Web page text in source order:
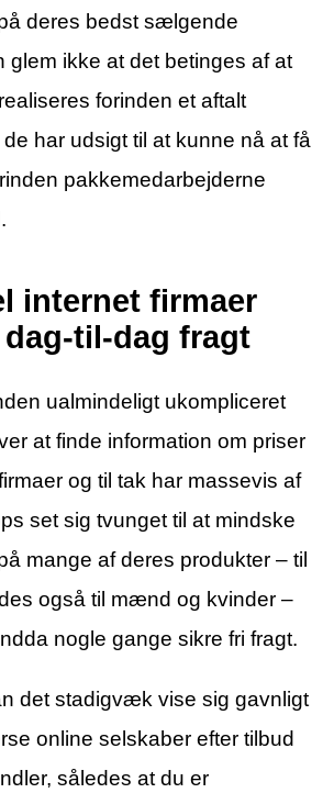
deres bedst sælgende
glem ikke at det betinges af at
forinden et aftalt
har udsigt til at kunne nå at få
pakkemedarbejderne
internet firmaer
til-dag fragt
ualmindeligt ukompliceret
at finde information om priser
og til tak har massevis af
set sig tvunget til at mindske
mange af deres produkter – til
også til mænd og kvinder –
nogle gange sikre fri fragt.
det stadigvæk vise sig gavnligt
online selskaber efter tilbud
således at du er